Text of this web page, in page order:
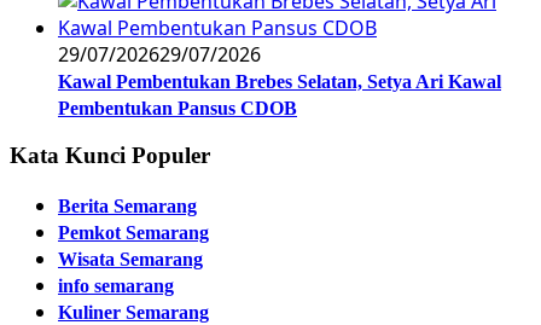
29/07/202629/07/2026
Kawal Pembentukan Brebes Selatan, Setya Ari Kawal
Pembentukan Pansus CDOB
Kata Kunci Populer
Berita Semarang
Pemkot Semarang
Wisata Semarang
info semarang
Kuliner Semarang